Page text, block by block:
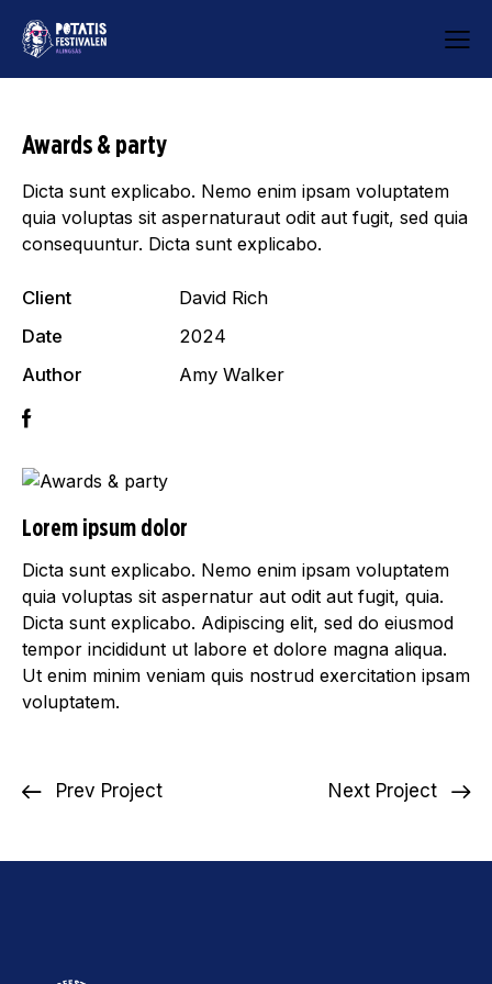
Awards & party
Lorem ipsum dolor
Dicta sunt explicabo. Nemo enim ipsam voluptatem
quia voluptas sit aspernatur aut odit aut fugit, quia.
Dicta sunt explicabo. Adipiscing elit, sed do eiusmod
tempor incididunt ut labore et dolore magna aliqua.
Ut enim minim veniam quis nostrud exercitation ipsam
voluptatem.
Dicta sunt explicabo. Nemo enim ipsam voluptatem
quia voluptas sit aspernaturaut odit aut fugit, sed quia
consequuntur. Dicta sunt explicabo.
Client
David Rich
Date
2024
Author
Amy Walker
Prev Project Next Project